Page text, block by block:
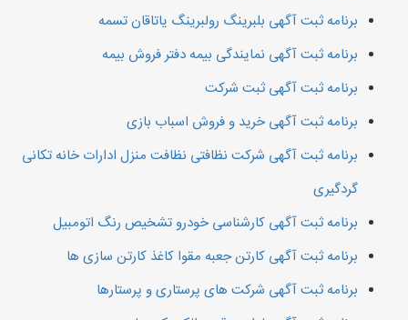
برنامه ثبت آگهی بلبرینگ رولبرینگ یاتاقان تسمه
برنامه ثبت آگهی نمایندگی بیمه دفتر فروش بیمه
برنامه ثبت آگهی ثبت شرکت
برنامه ثبت آگهی خرید و فروش اسباب بازی
برنامه ثبت آگهی شرکت نظافتی نظافت منزل ادارات خانه تکانی
گردگیری
برنامه ثبت آگهی کارشناسی خودرو تشخیص رنگ اتومبیل
برنامه ثبت آگهی کارتن جعبه مقوا کاغذ کارتن سازی ها
برنامه ثبت آگهی شرکت های پرستاری و پرستارها